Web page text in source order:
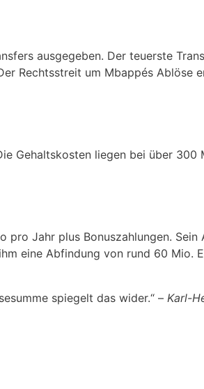
ausgegeben. Der teuerste
Rechtsstreit um Mbappés Ablöse
Gehaltskosten liegen bei über 300
Jahr plus Bonuszahlungen. Sein
eine Abfindung von rund 60 Mio.
spiegelt das wider.“ – Karl-